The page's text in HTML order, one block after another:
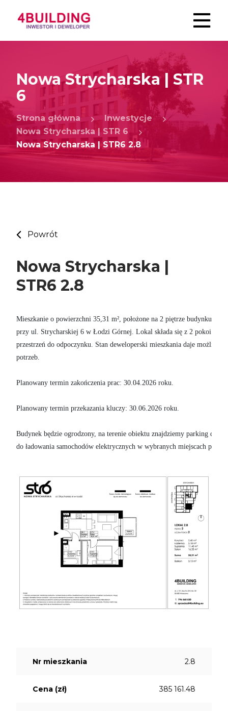
Nowa Strycharska | STR
6
Strona główna
Inwestycje
Nowa Strycharska | STR 6
Nowa Strycharska | STR6 2.8
Powrót
Nowa Strycharska |
STR6 2.8
Mieszkanie o powierzchni 35,31 m², położone na 2 piętrze budynku w
przy ul. Strycharskiej 6 w Łodzi Górnej. Lokal składa się z 2 pokoi i
przestrzeń do odpoczynku. Stan deweloperski mieszkania daje
potrzeb.
Planowany termin zakończenia prac: 30.04.2026 roku.
Planowany termin przekazania kluczy: 30.06.2026 roku.
Budynek będzie ogrodzony, na terenie obiektu znajdziemy parking dla
Nr mieszkania 2.8
Cena (zł) 385 161.48